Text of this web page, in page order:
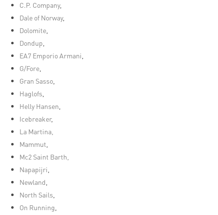
C.P. Company,
Dale of Norway,
Dolomite
Dondup
EA7 Emporio Armani
G/Fore
Gran Sasso
Haglofs
Helly Hansen
Icebreaker,
La Martina,
Mammut
Mc2 Saint Barth,
Napapijri
Newland
North Sails
On Running